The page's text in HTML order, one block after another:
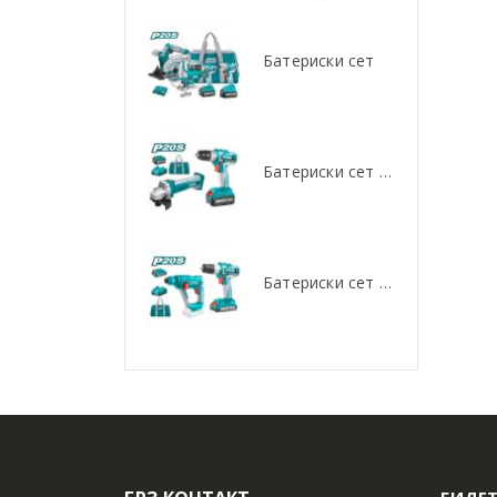
Батериски сет
Батериски сет Брусалица и Бормашина 20V
Батериски сет Ротирачки Чекан и Бормашина 20V